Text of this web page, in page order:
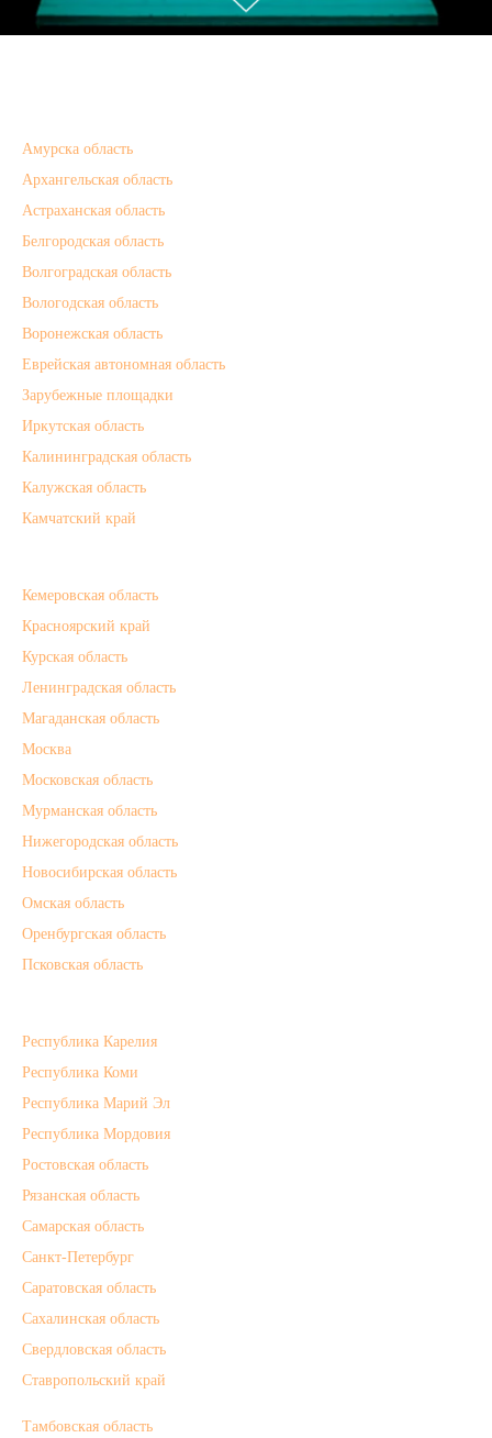
Амурска область
Архангельская область
Астраханская область
Белгородская область
Волгоградская область
Вологодская область
Воронежская область
Еврейская автономная область
Зарубежные площадки
Иркутская область
Калининградская область
Калужская область
Камчатский край
Кемеровская область
Красноярский край
Курская область
Ленинградская область
Магаданская область
Москва
Московская область
Мурманская область
Нижегородская область
Новосибирская область
Омская область
Оренбургская область
Псковская область
Республика Карелия
Республика Коми
Республика Марий Эл
Республика Мордовия
Ростовская область
Рязанская область
Самарская область
Санкт-Петербург
Саратовская область
Сахалинская область
Свердловская область
Ставропольский край
Тамбовская область